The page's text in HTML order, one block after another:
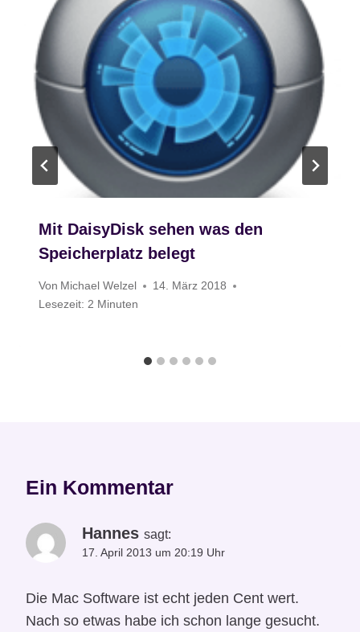
Mit DaisyDisk sehen was den
Speicherplatz belegt
Von Michael Welzel
14. März 2018
Lesezeit: 2 Minuten
Ein Kommentar
Hannes sagt:
17. April 2013 um 20:19 Uhr
Die Mac Software ist echt jeden Cent wert.
Nach so etwas habe ich schon lange gesucht.